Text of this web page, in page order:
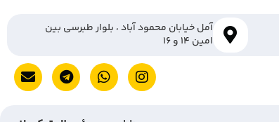
آمل خیابان محمود آباد ، بلوار طبرسی بین
امین ۱۴ و ۱۶